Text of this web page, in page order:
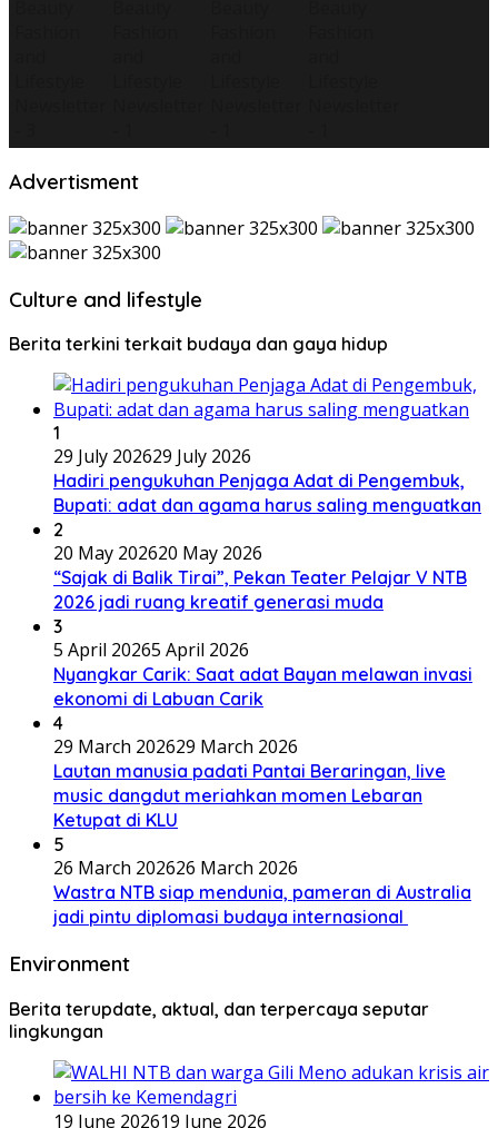
Advertisment
Culture and lifestyle
Berita terkini terkait budaya dan gaya hidup
1
29 July 202629 July 2026
Hadiri pengukuhan Penjaga Adat di Pengembuk,
Bupati: adat dan agama harus saling menguatkan
2
20 May 202620 May 2026
“Sajak di Balik Tirai”, Pekan Teater Pelajar V NTB
2026 jadi ruang kreatif generasi muda
3
5 April 20265 April 2026
Nyangkar Carik: Saat adat Bayan melawan invasi
ekonomi di Labuan Carik
4
29 March 202629 March 2026
Lautan manusia padati Pantai Beraringan, live
music dangdut meriahkan momen Lebaran
Ketupat di KLU
5
26 March 202626 March 2026
Wastra NTB siap mendunia, pameran di Australia
jadi pintu diplomasi budaya internasional
Environment
Berita terupdate, aktual, dan terpercaya seputar
lingkungan
19 June 202619 June 2026